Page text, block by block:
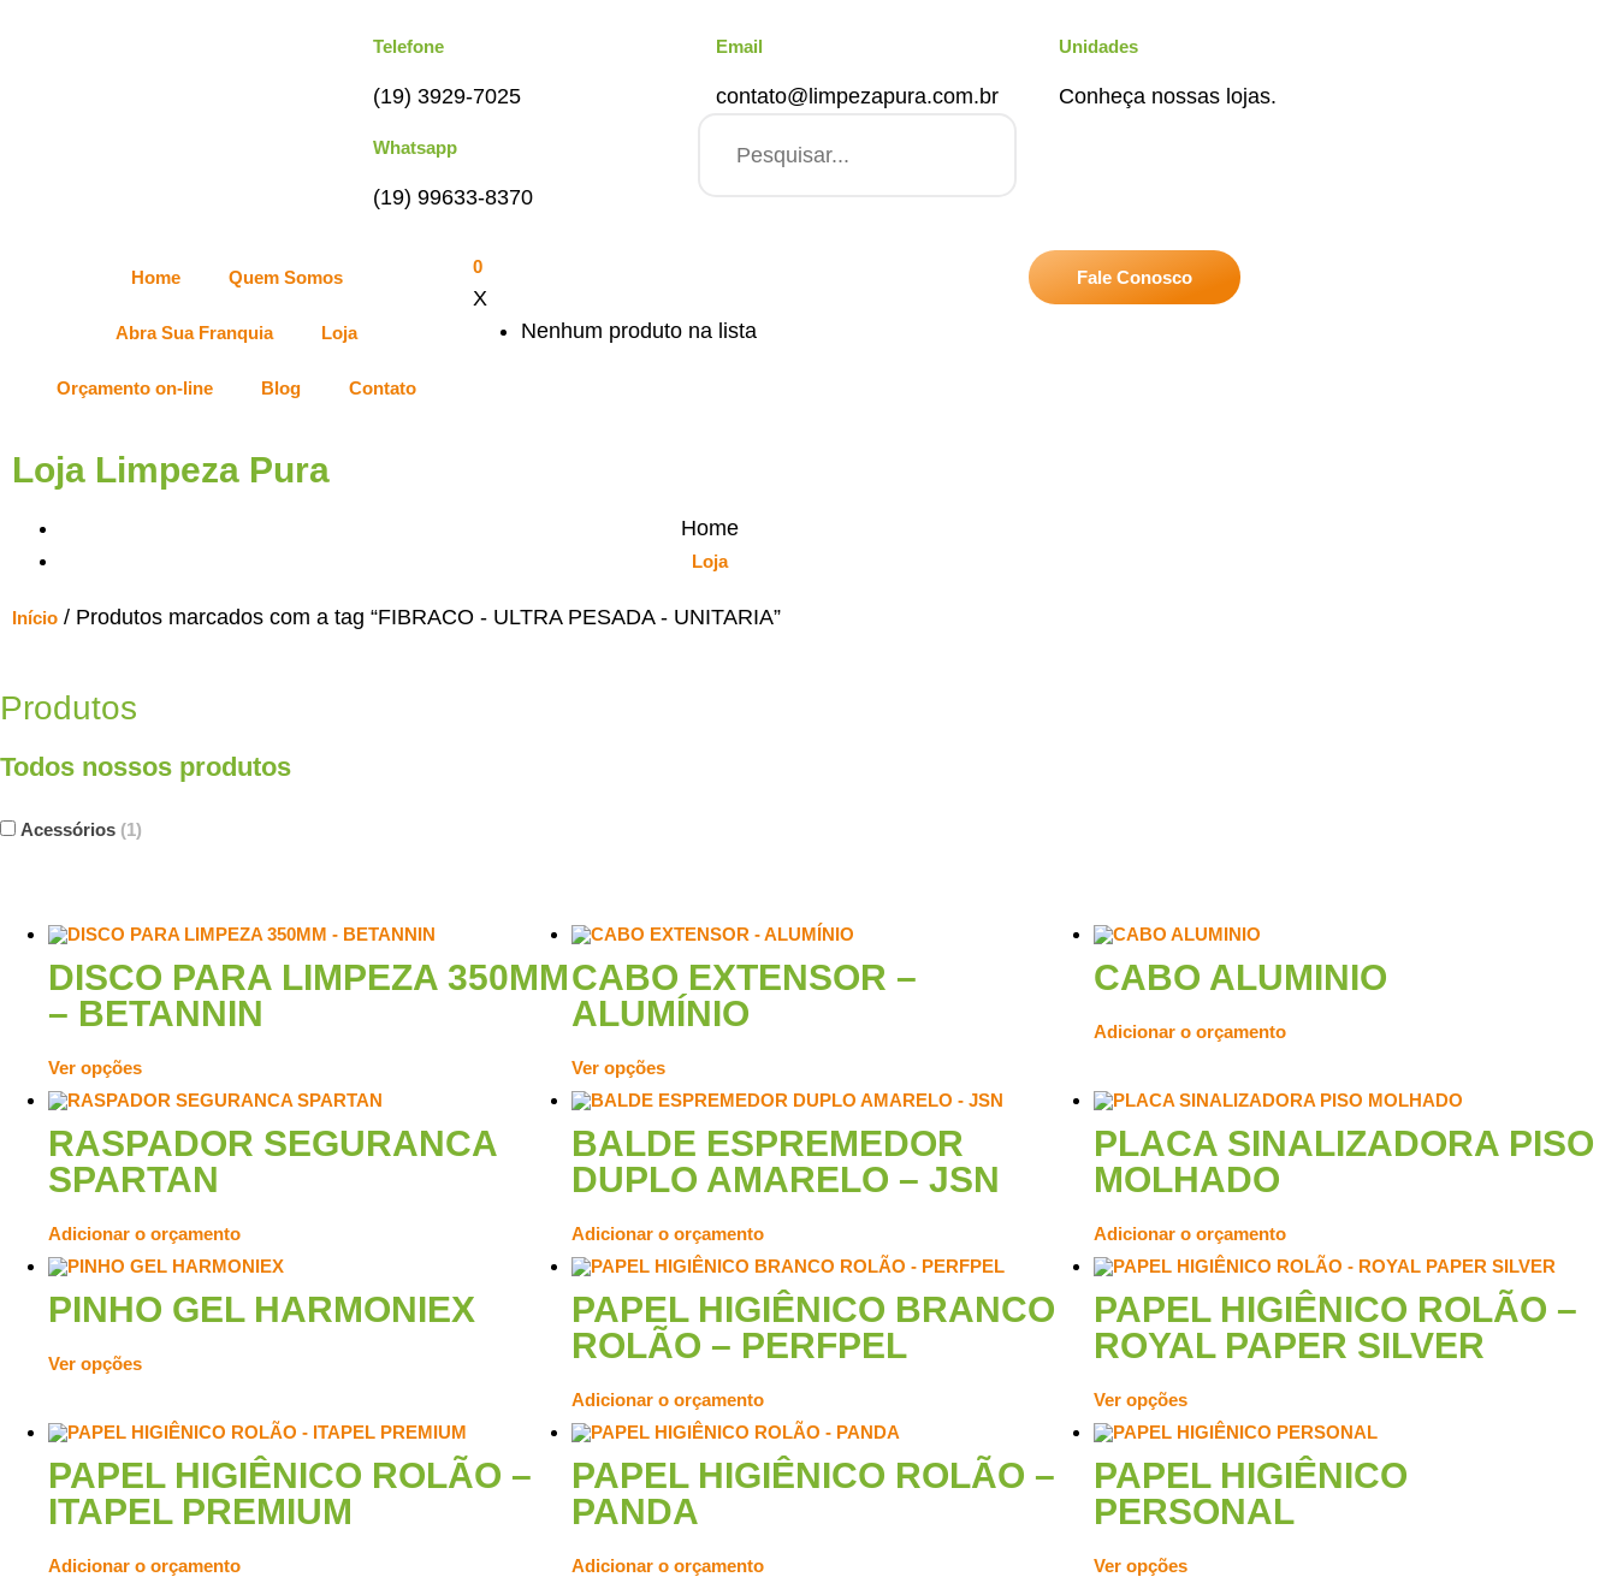
Telefone
(19) 3929-7025
Whatsapp
(19) 99633-8370
Email
contato@limpezapura.com.br
Unidades
Conheça nossas lojas.
Home Quem Somos
Abra Sua Franquia Loja
Orçamento on-line Blog Contato
0
X
Nenhum produto na lista
Fale Conosco
Loja Limpeza Pura
Home
Loja
Início / Produtos marcados com a tag “FIBRACO - ULTRA PESADA - UNITARIA”
Produtos
Todos nossos produtos
Acessórios (1)
DISCO PARA LIMPEZA 350MM
– BETANNIN
Ver opções
CABO EXTENSOR –
ALUMÍNIO
Ver opções
CABO ALUMINIO
Adicionar o orçamento
RASPADOR SEGURANCA
SPARTAN
Adicionar o orçamento
BALDE ESPREMEDOR
DUPLO AMARELO – JSN
Adicionar o orçamento
PLACA SINALIZADORA PISO
MOLHADO
Adicionar o orçamento
PINHO GEL HARMONIEX
Ver opções
PAPEL HIGIÊNICO BRANCO
ROLÃO – PERFPEL
Adicionar o orçamento
PAPEL HIGIÊNICO ROLÃO –
ROYAL PAPER SILVER
Ver opções
PAPEL HIGIÊNICO ROLÃO –
ITAPEL PREMIUM
Adicionar o orçamento
PAPEL HIGIÊNICO ROLÃO –
PANDA
Adicionar o orçamento
PAPEL HIGIÊNICO
PERSONAL
Ver opções